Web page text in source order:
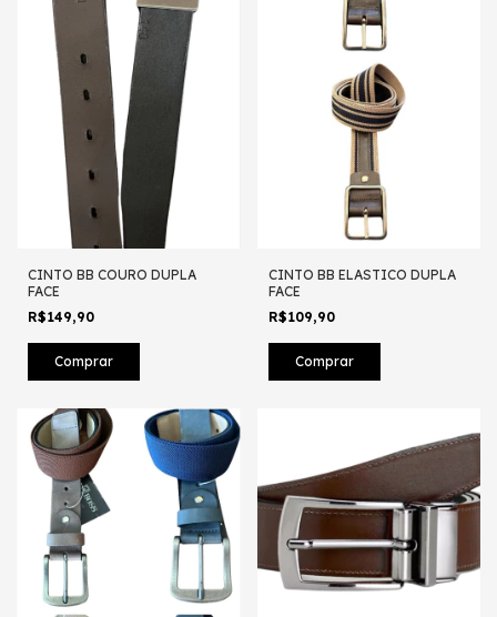
CINTO BB COURO DUPLA
FACE
R$149,90
Comprar
CINTO BB ELASTICO DUPLA
FACE
R$109,90
Comprar